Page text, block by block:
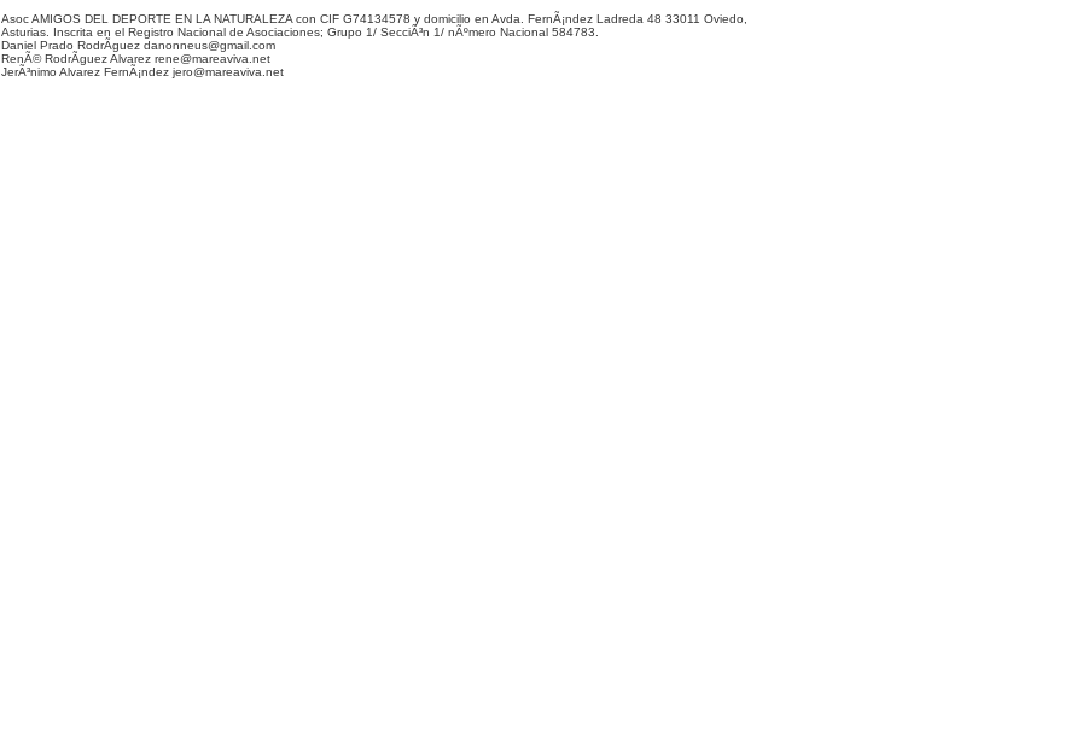
Asoc AMIGOS DEL DEPORTE EN LA NATURALEZA con CIF G74134578 y domicilio en Avda. FernÃ¡ndez Ladreda 48 33011 Oviedo,
Asturias. Inscrita en el Registro Nacional de Asociaciones; Grupo 1/ SecciÃ³n 1/ nÃºmero Nacional 584783.
Daniel Prado RodrÃ­guez danonneus@gmail.com
RenÃ© RodrÃ­guez Alvarez rene@mareaviva.net
JerÃ³nimo Alvarez FernÃ¡ndez jero@mareaviva.net